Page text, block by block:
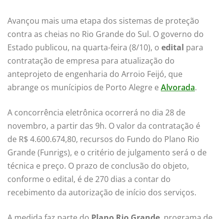
Avançou mais uma etapa dos sistemas de proteção
contra as cheias no Rio Grande do Sul. O governo do
Estado publicou, na quarta-feira (8/10), o edital para
contratação de empresa para atualização do
anteprojeto de engenharia do Arroio Feijó, que
abrange os munícipios de Porto Alegre e Alvorada.
A concorrência eletrônica ocorrerá no dia 28 de
novembro, a partir das 9h. O valor da contratação é
de R$ 4.600.674,80, recursos do Fundo do Plano Rio
Grande (Funrigs), e o critério de julgamento será o de
técnica e preço. O prazo de conclusão do objeto,
conforme o edital, é de 270 dias a contar do
recebimento da autorização de início dos serviços.